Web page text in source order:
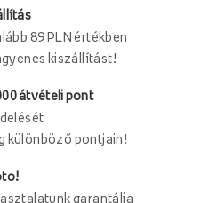
89 PLN értékben
kiszállítást!
átvételi pont
különböző pontjain!
garantálja